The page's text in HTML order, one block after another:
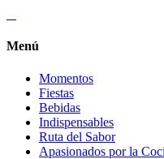
Menú
Momentos
Fiestas
Bebidas
Indispensables
Ruta del Sabor
Apasionados por la